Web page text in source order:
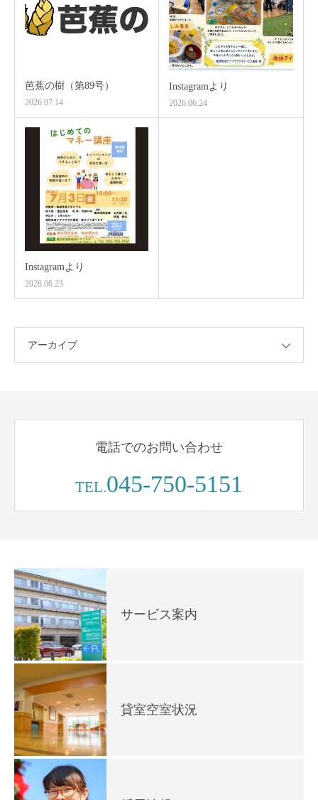
芭蕉の樹（第89号）
2026.07.14
Instagramより
2026.06.24
Instagramより
2026.06.23
アーカイブ
電話でのお問い合わせ
TEL.045-750-5151
サービス案内
貸室空室状況